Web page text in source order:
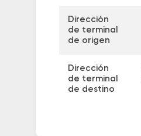
Dirección
de terminal
de origen
Dirección
de terminal
de destino